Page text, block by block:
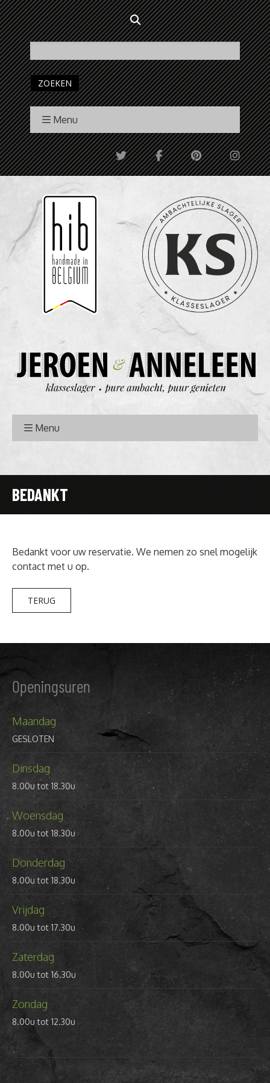
ZOEKEN
Menu
Menu
BEDANKT
Bedankt voor uw reservatie. We nemen zo snel mogelijk
contact met u op.
TERUG
Openingsuren
Maandag
GESLOTEN
Dinsdag
8.00u tot 18.30u
Woensdag
8.00u tot 18.30u
Donderdag
8.00u tot 18.30u
Vrijdag
8.00u tot 17.30u
Zaterdag
8.00u tot 16.30u
Zondag
8.00u tot 12.30u